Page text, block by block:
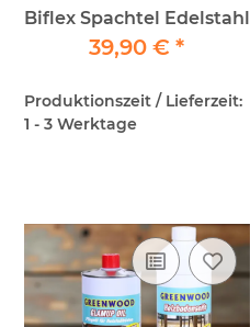
Biflex Spachtel Edelstahl
39,90 €*
Produktionszeit / Lieferzeit:
1 - 3 Werktage